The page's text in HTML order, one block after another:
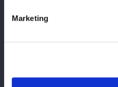
Marketing
2026/04/21